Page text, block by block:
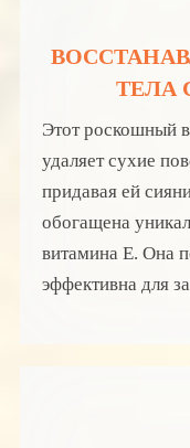
ТЕЛА
Этот роскошный
удаляет сухие
придавая ей
обогащена
витамина Е. Она
эффективна для